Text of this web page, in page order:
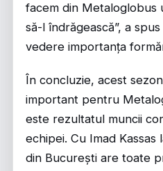
facem din Metaloglobus
să-l îndrăgească”, a
vedere importanța
În concluzie, acest
important pentru
este rezultatul muncii
echipei. Cu Imad
din București are toate